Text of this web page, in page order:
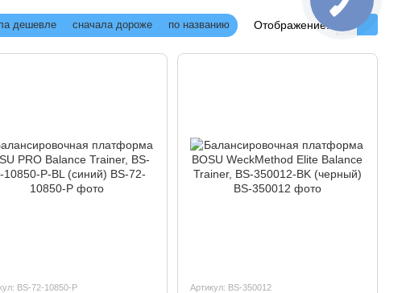
дешевле сначала дороже по названию Отображение:
BS-72-10850-P Артикул: BS-350012